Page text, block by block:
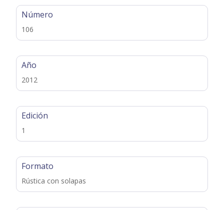
Número
106
Año
2012
Edición
1
Formato
Rústica con solapas